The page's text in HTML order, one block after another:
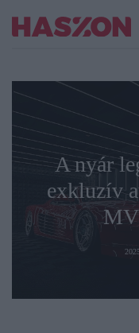
A nyár
exkluzív